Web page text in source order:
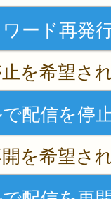
ード再発
を希望さ
配信を停
を希望さ